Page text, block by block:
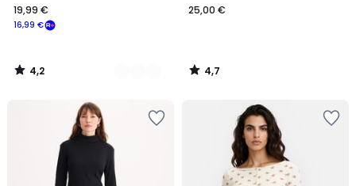
16,99 €
19,99 €
4,2
/
25,00 €
4,7
/